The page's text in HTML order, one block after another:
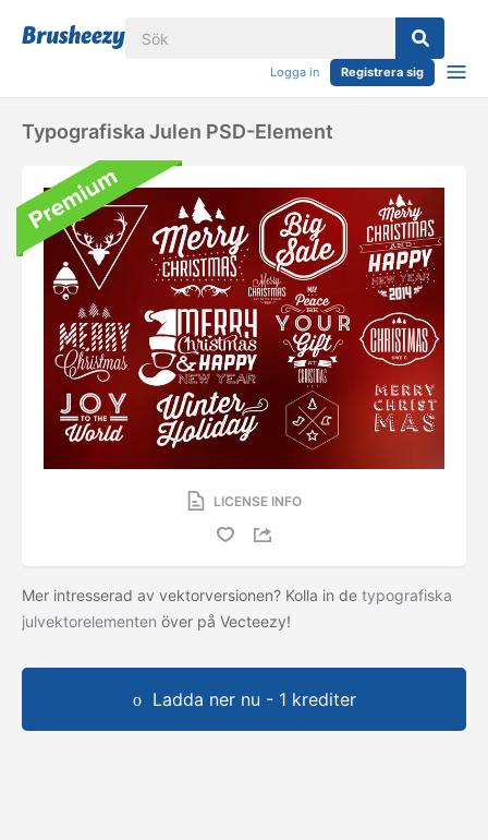
Logga in Registrera sig
Typografiska Julen PSD-Element
LICENSE INFO
Mer intresserad av vektorversionen? Kolla in de typografiska
julvektorelementen över på Vecteezy!
Ladda ner nu - 1 krediter